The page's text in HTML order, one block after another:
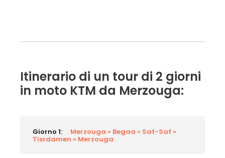
Itinerario di un tour di 2 giorni
in moto KTM da Merzouga:
Giorno 1: Merzouga » Begaa » Saf-Saf »
Tisrdamen » Merzouga